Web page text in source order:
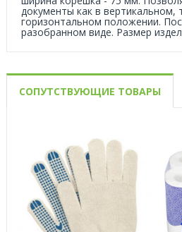
документы как в вертикальном,
горизонтальном положении.
разобранном виде. Размер
СОПУТСТВУЮЩИЕ ТОВАРЫ